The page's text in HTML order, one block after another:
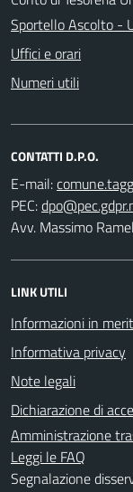
Sportello Ascolto -
Uffici e orari
Numeri utili
CONTATTI D.P.O.
E-mail:
PEC:
Avv. Massimo
LINK UTILI
Informazioni in
Informativa privacy
Note legali
Dichiarazione di
Amministrazione
Leggi le FAQ
Segnalazione